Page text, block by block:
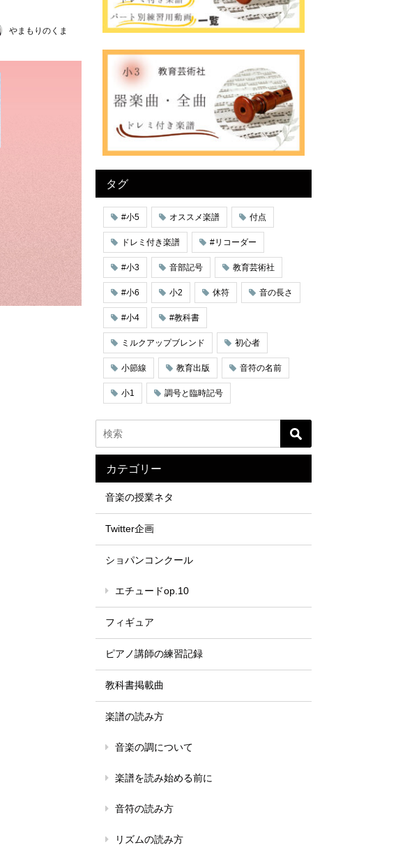
やまもりのくま
タグ
#小5 オススメ楽譜 付点
ドレミ付き楽譜 #リコーダー
#小3 音部記号 教育芸術社
#小6 小2 休符 音の長さ
#小4 #教科書
ミルクアップブレンド 初心者
小節線 教育出版 音符の名前
小1 調号と臨時記号
カテゴリー
音楽の授業ネタ
Twitter企画
ショパンコンクール
エチュードop.10
フィギュア
ピアノ講師の練習記録
教科書掲載曲
楽譜の読み方
音楽の調について
楽譜を読み始める前に
音符の読み方
リズムの読み方